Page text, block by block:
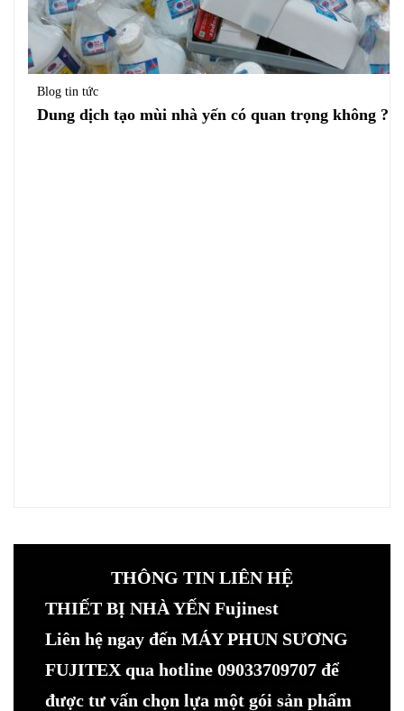
Blog tin tức
Dung dịch tạo mùi nhà yến có quan trọng không ?
THÔNG TIN LIÊN HỆ
THIẾT BỊ NHÀ YẾN Fujinest
Liên hệ ngay đến MÁY PHUN SƯƠNG
FUJITEX qua hotline 09033709707 để
được tư vấn chọn lựa một gói sản phẩm